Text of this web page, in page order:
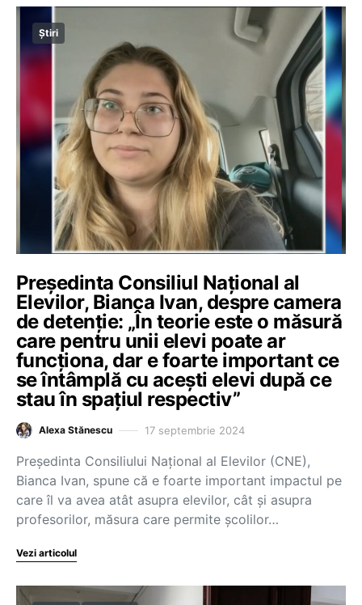
Știri
Președinta Consiliul Național al
Elevilor, Bianca Ivan, despre camera
de detenție: „În teorie este o măsură
care pentru unii elevi poate ar
funcționa, dar e foarte important ce
se întâmplă cu acești elevi după ce
stau în spațiul respectiv”
Alexa Stănescu 17 septembrie 2024
Președinta Consiliului Național al Elevilor (CNE),
Bianca Ivan, spune că e foarte important impactul pe
care îl va avea atât asupra elevilor, cât și asupra
profesorilor, măsura care permite școlilor…
Vezi articolul